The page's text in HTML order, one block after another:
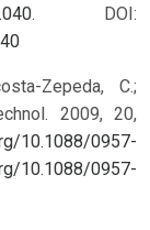
.
DOI:
Zepeda, C.;
2009, 20,
10.1088/0957-
10.1088/0957-